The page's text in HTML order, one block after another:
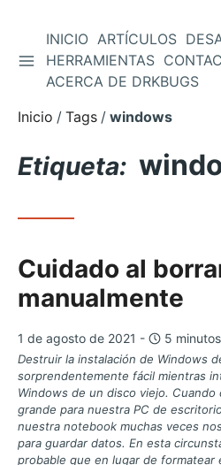
Saltar
contenido
ALTERNAR BARRA
INICIO ARTÍCULOS
HERRAMIENTAS
ACERCA DE DRKBUGS
Inicio
Tags windows
Etiqueta:
Cuidado al
manualmente
1 de agosto de 2021 - 5
Destruir la instalación de Windows
sorprendentemente fácil mientras
Windows de un disco viejo. Cuando
grande para nuestra PC de
nuestra notebook muchas veces
para guardar datos. En esta
probable que en lugar de formatear